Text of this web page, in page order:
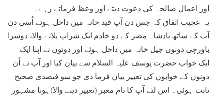
اور اعمال صالحہ کی دعوت دیتے اور وعظ فرماتے رہے۔
یہ عجیب اتفاق کہ جس دن آپ قید خانہ میں داخل ہوئے اُسی دن
آپ کے ساتھ بادشاہ مصر کے دو خادم ایک شراب پلانے والا، دوسرا
باورچی دونوں جیل خانہ میں داخل ہوئے اور دونوں نے اپنا ایک
ایک خواب حضرت یوسف علیہ السلام سے بیان کیا اور آپ نے اُن
دونوں کے خوابوں کی تعبیر بیان فرما دی جو سو فیصدی صحیح
ثابت ہوئی۔ اس لئے آپ کا نام معبر (تعبیر دینے والا)ہونا مشہور